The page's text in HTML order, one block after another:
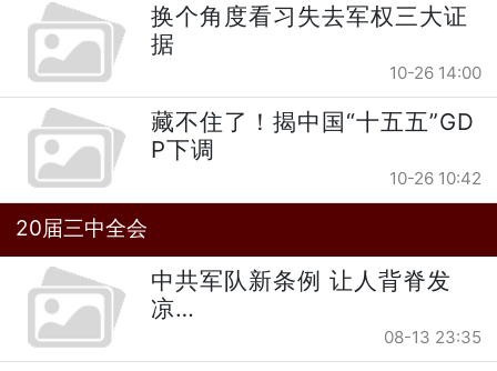
换个角度看习失去军权三大证
据
10-26 14:00
藏不住了！揭中国“十五五”GD
P下调
10-26 10:42
20届三中全会
中共军队新条例 让人背脊发
凉…
08-13 23:35